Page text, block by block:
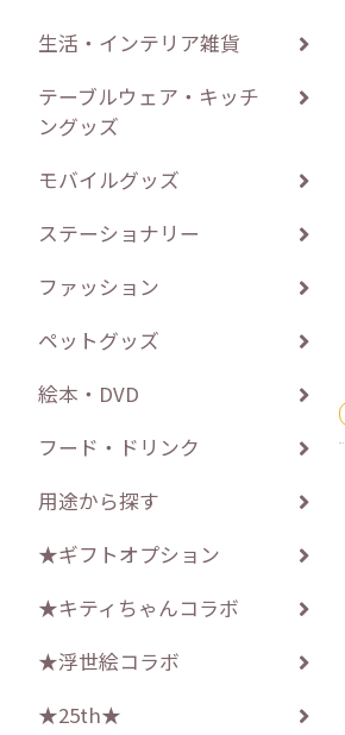
生活・インテリア雑貨
テーブルウェア・キッチ
ングッズ
モバイルグッズ
ステーショナリー
ファッション
ペットグッズ
絵本・DVD
フード・ドリンク
用途から探す
★ギフトオプション
★キティちゃんコラボ
★浮世絵コラボ
★25th★